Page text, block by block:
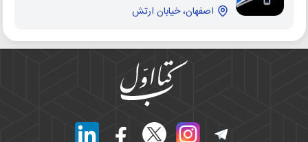
اصفهان، خیابان ارتش